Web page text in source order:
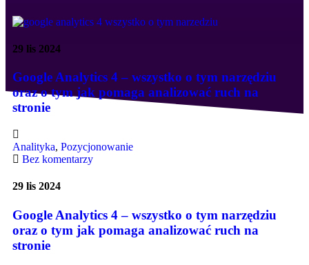
29 lis 2024
Google Analytics 4 – wszystko o tym narzędziu
oraz o tym jak pomaga analizować ruch na
stronie
Analityka, Pozycjonowanie
Bez komentarzy
29 lis 2024
Google Analytics 4 – wszystko o tym narzędziu
oraz o tym jak pomaga analizować ruch na
stronie